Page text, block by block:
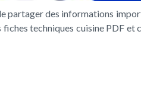
partager des informations
techniques cuisine PDF et